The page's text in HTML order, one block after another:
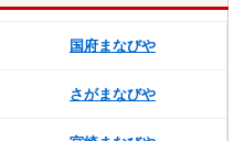
国府まなびや
さがまなびや